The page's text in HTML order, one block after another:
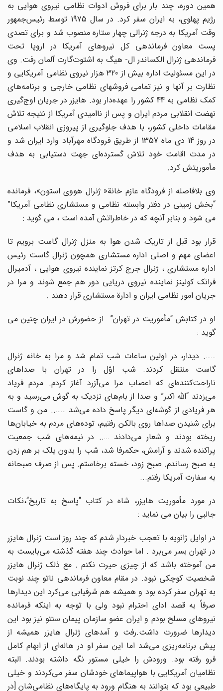
همین دوره، چند بار برای فروش ادوات نظامی نیروی هوایی به
رژیم پهلوی، به ایران سفر کرد. در سال 1975 توسط رئیس‌جمهور
وقت آمریکا به درجه ژنرالی چهار ستاره منصوب شد و برای تصدی
پست معاون فرماندهی کل نیروهای آمریکا در اروپا تحت
فرماندهی ژنرال الکساندر ال- هیگ به اشتوت‌گارت آلمان رفت. وی
در این مسئولیت اداره بیش از 320 هزار نیروی نظامی آمریکایی و
نظارت بر آنها و نیز تمامی فروشهای نظامی خارجی و برنامه‌های
کمک نظامی به 44 کشور را عهده‌دار بود. هایزر در جریان اوج‌گیری
نهضت انقلابی مردم ایران و پس از ناامیدی آمریکا از نتیجه تلاش
مقامات داخلی کشور، با هدف جلوگیری از پیروزی انقلاب اسلامی
در روز 14 دی ماه 1357 از طریق فرودگاه مهرآباد وارد ایران شد و
در مدت اقامت خود تلاش گسترده‌ای جهت دستیابی به هدف
مأموریتش کرد.
وی بلافاصله از فرودگاه عازم خانة« ژنرال هووی استون»، فرمانده
“بخش زمینی در دفتر وابسته نظامی و مستشاری نظامی آمریکا”
می شود و بنابر آنچه که در خاطراتش آمده است ، می گوید :
قرار بود قبل از تاریک شدن هوا به منزل ژنرال گاست برویم تا
اعضای مهم و اصلی اداره مستشاری همچون ژنرال گاست رئیس
اداره مستشاری ، ژنرال جرج کرتز نماینده نیروی هوایی ، آدمیرال
فرانک کولینز نماینده نیروی دریایی دور هم جمع شوند و مرا در
جریان امور نظامی ایران و ادارة مستشاری قرار دهند .
او در کتابش “مأموریت در تهران” از حضورش در ایران چنین می
گوید :
……. دیدار، در اولین ساعات شب تمام شد و مرا به خانه ژنرال
گاست منتقل کردند. شب اوّل را در تهران با صداهای
ناراحت‌کننده‌ای که اعصاب مرا می‌آزرد آغاز کردم. مردم فریاد
می‌زدند “الله اکبر” و صدا از بام‌های نزدیک به گوش می‌رسید و به
هر فریادی از گوشه‌ای دیگر پاسخ داده می‌شد …….. من و گاست
برای شنیدن صداها روی بالکن رفتیم، توده‌های مردم به خیابان‌ها
ریخته بودند و شعار می‌دادند ….. در نیمه‌های شب جمعیت
پراکنده شدند و آرامش، حکمرفا شد، شب را بدون پلک بر هم زدن
به صبح رساندم. صبح زود، خسته برخاستم. پس از صرف صبحانه
به سفارت آمریکا رفتم...
در مورد مأموریت هایزر، شاه در کتاب “پاسخ به تاریخ“،نکات
جالبی را بیان می نماید :
در اوایل ژانویه با تعجب خبردار شدم که چند روز است ژنرال هایزر
در تهران بسر می‌برد . اما حوادث چند هفته گذشته می‌بایست به
من آموخته باشد که از چیزی حیرت نکنم . مع ذلک ژنرال هایزر
شخصیت کوچکی نبود. در مقام معاون فرماندهی ناتو چند نوبت
به تهران سفر کرده بود و همیشه هم شرفیابی می‌کرد این دیدارها
صرفاً به قصد ادای احترام نبود ولی با توجه به اینکه فرمانده
نیروهای مسلح بودم و ایران عضو سازمان پیمان سنتو نیز بود این
دیدارها ضرورت داشت.رفت و آمدهای ژنرال هایزر همیشه از
پیش برنامه‌ریزی می‌شد اما این سفر او در هاله‌ای از ابهام کامل
فرو رفته بود. ورودش را خیلی مستور نگه داشته بودند. البته
نظامیان آمریکایی با هواپیماهای خودشان سفر می‌کردند و خیلی
طبیعی بود که بتوانند به هنگام ورود به پایگاه‌های نظامی‌شان [در